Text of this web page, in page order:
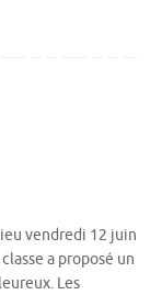
vendredi 12 juin
a proposé un
Les